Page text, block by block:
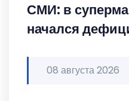
СМИ: в
начался
08 августа 2026